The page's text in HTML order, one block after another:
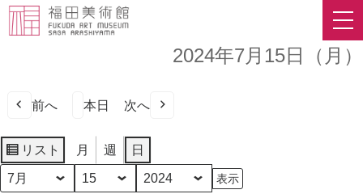
2024年7月15日（月）
前へ 本日 次へ
リスト
表
示
月 週 日
月
日
年